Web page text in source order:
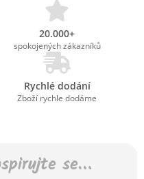
20.000+
spokojených zákazníků
Rychlé dodání
Zboží rychle dodáme
se…